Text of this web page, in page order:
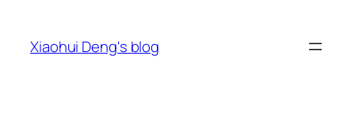
Xiaohui Deng's blog